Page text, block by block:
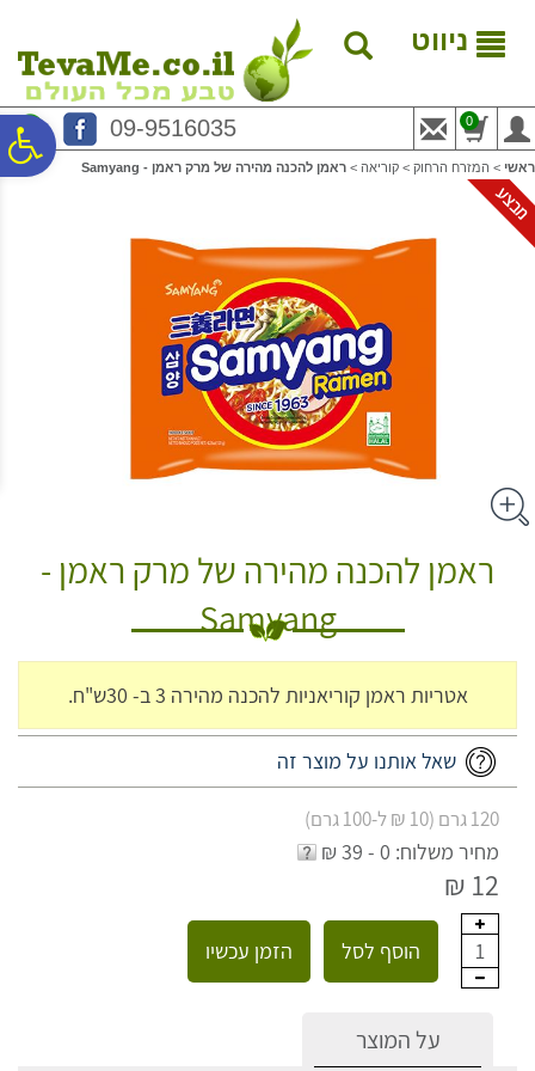
נגישות
המרכזי
ניווט
09-9516035 0
ראשי > המזרח הרחוק > קוריאה > ראמן להכנה מהירה של מרק ראמן - Samyang
ראמן להכנה מהירה של מרק ראמן -
Samyang
אטריות ראמן קוריאניות להכנה מהירה 3 ב- 30ש"ח.
שאל אותנו על מוצר זה
120 גרם (10 ₪ ל-100 גרם)
מחיר משלוח: 0 - 39 ₪
12 ₪
1 הוסף לסל הזמן עכשיו
על המוצר